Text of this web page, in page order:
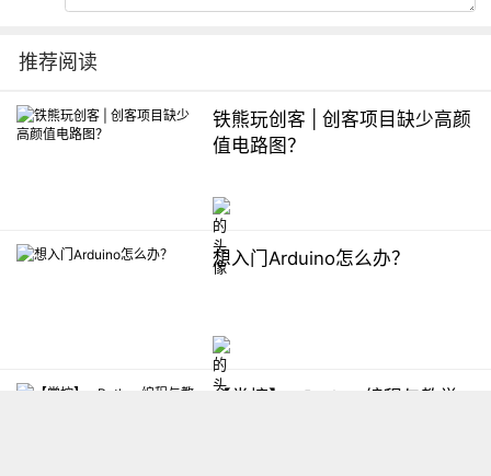
推荐阅读
铁熊玩创客 | 创客项目缺少高颜
值电路图？
想入门Arduino怎么办？
【掌控】mPython编程与教学